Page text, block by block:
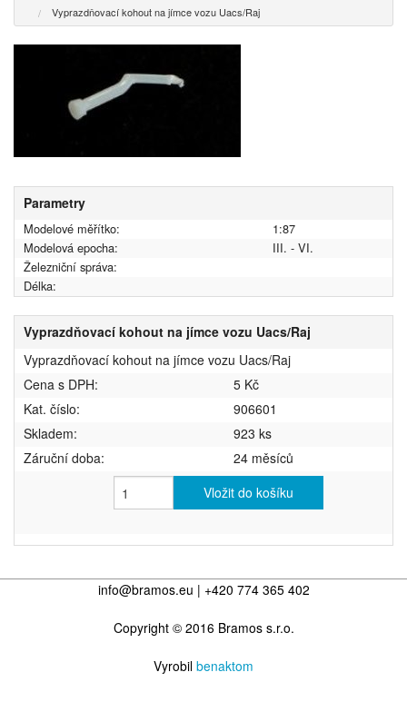
Vyprazdňovací kohout na jímce vozu Uacs/Raj
Parametry
Modelové měřítko:
1:87
Modelová epocha:
III. - VI.
Železniční správa:
Délka:
Vyprazdňovací kohout na jímce vozu Uacs/Raj
Vyprazdňovací kohout na jímce vozu Uacs/Raj
Cena s DPH:
5 Kč
Kat. číslo:
906601
Skladem:
923 ks
Záruční doba:
24 měsíců
Vložit do košíku
info@bramos.eu | +420 774 365 402
Copyright © 2016 Bramos s.r.o.
Vyrobil benaktom